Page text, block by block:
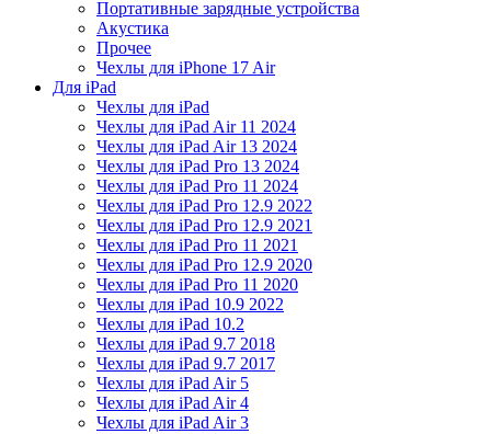
Портативные зарядные устройства
Акустика
Прочее
Чехлы для iPhone 17 Air
Для iPad
Чехлы для iPad
Чехлы для iPad Air 11 2024
Чехлы для iPad Air 13 2024
Чехлы для iPad Pro 13 2024
Чехлы для iPad Pro 11 2024
Чехлы для iPad Pro 12.9 2022
Чехлы для iPad Pro 12.9 2021
Чехлы для iPad Pro 11 2021
Чехлы для iPad Pro 12.9 2020
Чехлы для iPad Pro 11 2020
Чехлы для iPad 10.9 2022
Чехлы для iPad 10.2
Чехлы для iPad 9.7 2018
Чехлы для iPad 9.7 2017
Чехлы для iPad Air 5
Чехлы для iPad Air 4
Чехлы для iPad Air 3